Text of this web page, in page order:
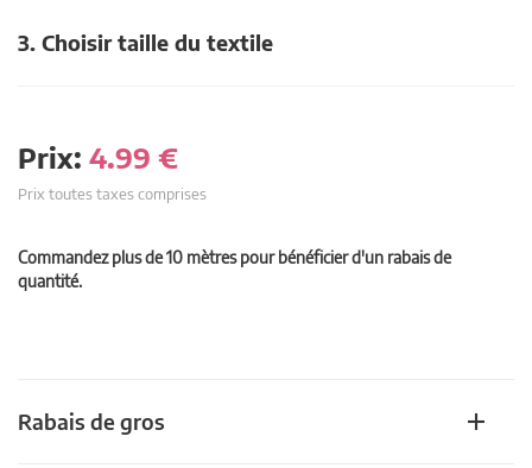
3. Choisir taille du textile
Prix: 4.99 €
Prix toutes taxes comprises
Commandez plus de 10 mètres pour bénéficier d'un rabais de
quantité.
Rabais de gros